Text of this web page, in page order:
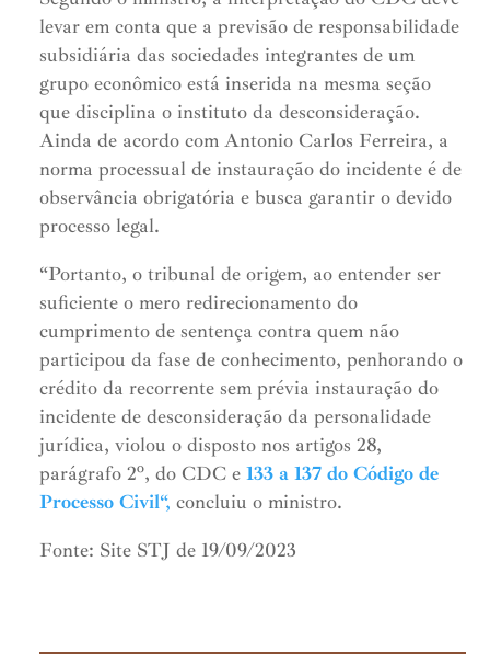
levar em conta que a previsão de responsabilidade
subsidiária das sociedades integrantes de um
grupo econômico está inserida na mesma seção
que disciplina o instituto da desconsideração.
Ainda de acordo com Antonio Carlos Ferreira, a
norma processual de instauração do incidente é de
observância obrigatória e busca garantir o devido
processo legal.
“Portanto, o tribunal de origem, ao entender ser
suficiente o mero redirecionamento do
cumprimento de sentença contra quem não
participou da fase de conhecimento, penhorando o
crédito da recorrente sem prévia instauração do
incidente de desconsideração da personalidade
jurídica, violou o disposto nos artigos 28,
parágrafo 2º, do CDC e 133 a 137 do Código de
Processo Civil“, concluiu o ministro.
Fonte: Site STJ de 19/09/2023